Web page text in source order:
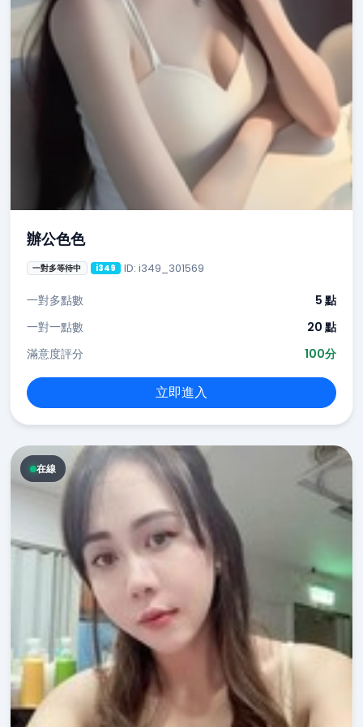
辦公色色
一對多等待中 i349 ID: i349_301569
一對多點數
5 點
一對一點數
20 點
滿意度評分
100分
立即進入
在線